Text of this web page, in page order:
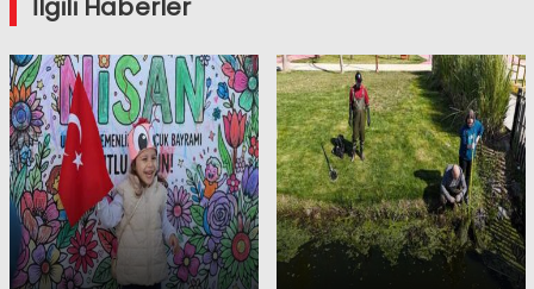
İlgili Haberler